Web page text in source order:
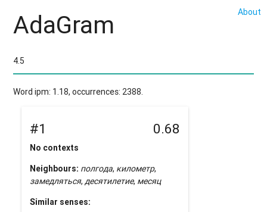
About
AdaGram
Word ipm: 1.18, occurrences: 2388.
#1 0.68
No contexts
Neighbours: полгода, километр,
замедляться,десятилетие, месяц
Similar senses: